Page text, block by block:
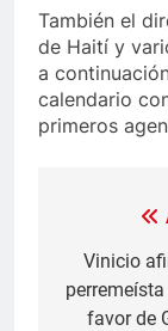
También el
de Haití y
a
calendario
primeros
deVinicio
favor de